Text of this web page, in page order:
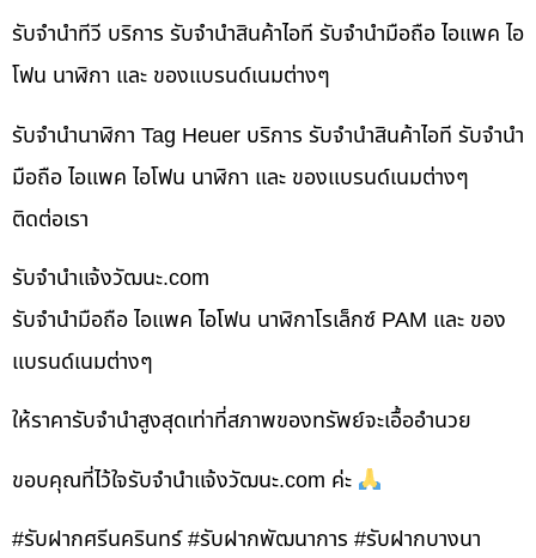
รับจำนำทีวี บริการ รับจำนำสินค้าไอที รับจำนำมือถือ ไอแพค ไอ
โฟน นาฬิกา และ ของแบรนด์เนมต่างๆ
รับจำนำนาฬิกา Tag Heuer บริการ รับจำนำสินค้าไอที รับจำนำ
มือถือ ไอแพค ไอโฟน นาฬิกา และ ของแบรนด์เนมต่างๆ
ติดต่อเรา
รับจํานําแจ้งวัฒนะ.com
รับจำนำมือถือ ไอแพค ไอโฟน นาฬิกาโรเล็กซ์ PAM และ ของ
แบรนด์เนมต่างๆ
ให้ราคารับจำนำสูงสุดเท่าที่สภาพของทรัพย์จะเอื้ออำนวย
ขอบคุณที่ไว้ใจรับจำนำแจ้งวัฒนะ.com ค่ะ
#รับฝากศรีนครินทร์ #รับฝากพัฒนาการ #รับฝากบางนา